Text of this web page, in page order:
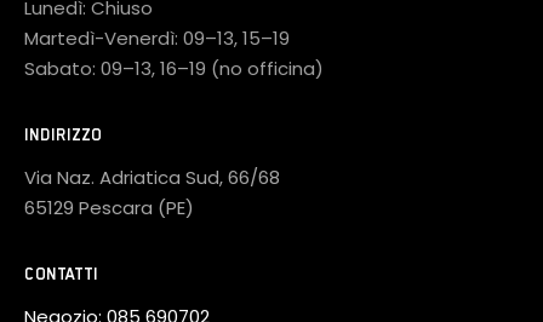
Lunedì: Chiuso
Martedì-Venerdì: 09–13, 15–19
Sabato: 09–13, 16–19 (no officina)
INDIRIZZO
Via Naz. Adriatica Sud, 66/68
65129 Pescara (PE)
CONTATTI
Negozio: 085 690702